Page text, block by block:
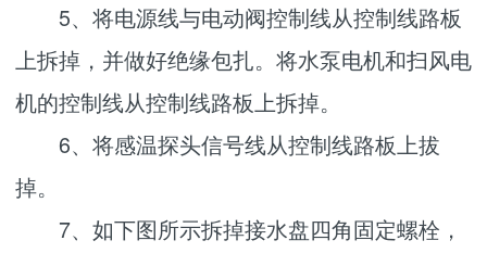
5、将电源线与电动阀控制线从控制线路板
上拆掉，并做好绝缘包扎。将水泵电机和扫风电
机的控制线从控制线路板上拆掉。
6、将感温探头信号线从控制线路板上拔
掉。
7、如下图所示拆掉接水盘四角固定螺栓，